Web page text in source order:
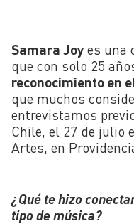
Samara Joy es una
que con solo 25
reconocimiento en
que muchos
entrevistamos
Chile, el 27 de julio
Artes, en
¿Qué te hizo
tipo de música?